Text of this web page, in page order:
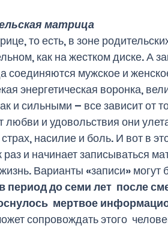
матрица
то есть, в зоне
как на жестком диске. А
соединяются мужское и
энергетическая воронка,
и сильными – все зависит от
и удовольствия они
насилие и боль. И вот в
и начинает записываться
Варианты «записи» могут
период до семи лет  после
мертвое
сопровождать этого